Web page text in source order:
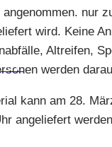
E.V.
nur
wird. Keine
Altreifen,
werden
kann am 28.
angeliefert